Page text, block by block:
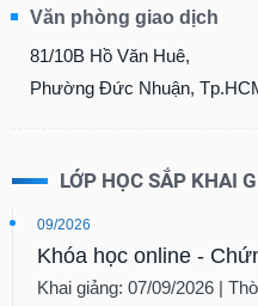
Văn phòng giao dịch
81/10B Hồ Văn Huê,
Phường Đức Nhuận,
LỚP HỌC SẮP KHAI
09/2026
Khóa học online -
Khai giảng: 07/09/2026 |